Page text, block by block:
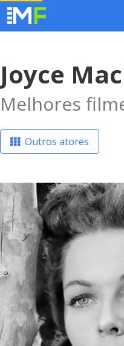
Joyce
Melhores
Outros atores